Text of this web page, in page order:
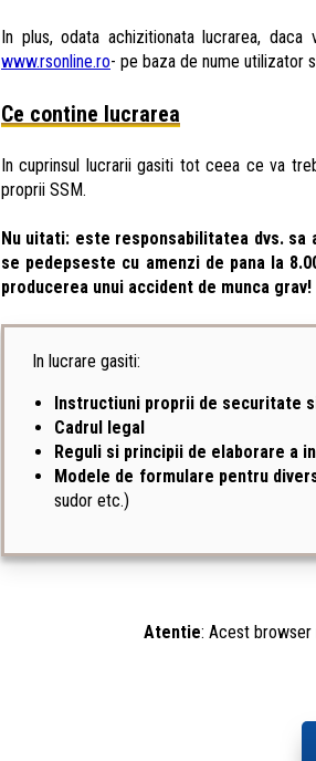
In plus, odata achizitionata lucrarea,
www.rsonline.ro- pe baza de nume utilizator
Ce contine lucrarea
In cuprinsul lucrarii gasiti tot ceea ce va
proprii SSM.
Nu uitati: este responsabilitatea dvs. sa
se pedepseste cu amenzi de pana la
producerea unui accident de munca grav!
In lucrare gasiti:
Instructiuni proprii de securitate
Cadrul legal
Reguli si principii de elaborare
Modele de formulare pentru
sudor etc.)
Atentie: Acest browser